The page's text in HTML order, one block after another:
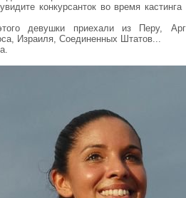
конкурсанток во время
девушки приехали из Перу,
Израиля, Соединенных Штатов...